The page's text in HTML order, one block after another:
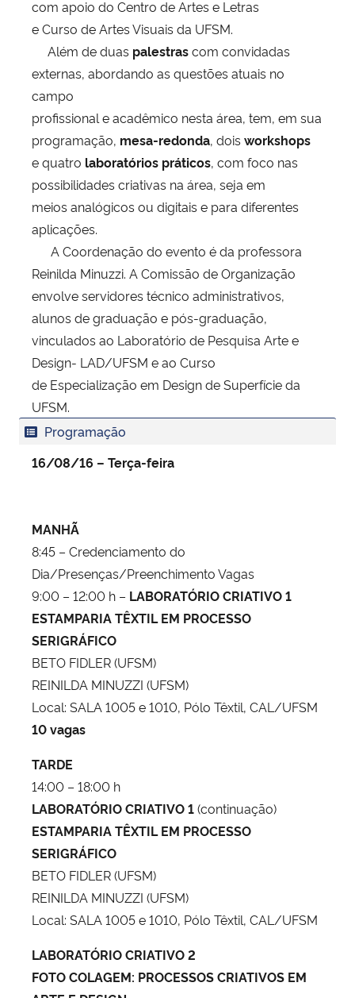
com apoio do Centro de Artes e Letras
e Curso de Artes Visuais da UFSM.
Além de duas palestrascom convidadas
externas, abordando as questões atuais no
campo
profissional e acadêmico nesta área, tem, em sua
programação, mesa-redonda, dois workshops
e quatro laboratórios práticos, com foco nas
possibilidades criativas na área, seja em
meios analógicos ou digitais e para diferentes
aplicações.
A Coordenação do evento é da professora
Reinilda Minuzzi. A Comissão de Organização
envolve servidores técnico administrativos,
alunos de graduação e pós-graduação,
vinculados ao Laboratório de Pesquisa Arte e
Design- LAD/UFSM e ao Curso
de Especialização em Design de Superfície da
UFSM.
Programação
16/08/16 – Terça-feira
MANHÃ
8:45 – Credenciamento do
Dia/Presenças/Preenchimento Vagas
9:00 – 12:00 h – LABORATÓRIO CRIATIVO 1
ESTAMPARIA TÊXTIL EM PROCESSO
SERIGRÁFICO
BETO FIDLER (UFSM)
REINILDA MINUZZI (UFSM)
Local: SALA 1005 e 1010, Pólo Têxtil, CAL/UFSM
10 vagas
TARDE
14:00 – 18:00 h
LABORATÓRIO CRIATIVO 1(continuação)
ESTAMPARIA TÊXTIL EM PROCESSO
SERIGRÁFICO
BETO FIDLER (UFSM)
REINILDA MINUZZI (UFSM)
Local: SALA 1005 e 1010, Pólo Têxtil, CAL/UFSM
LABORATÓRIO CRIATIVO 2
FOTO COLAGEM: PROCESSOS CRIATIVOS EM